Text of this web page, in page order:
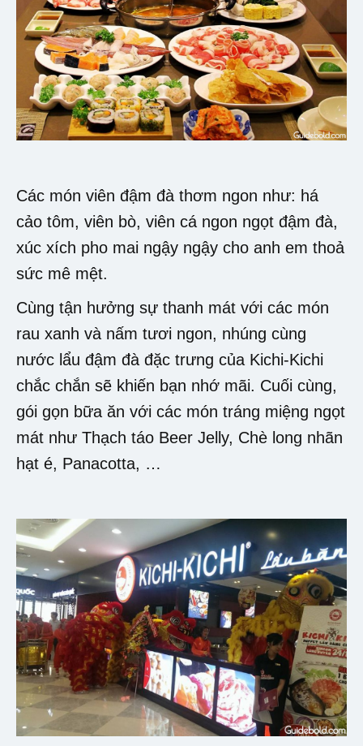
Các món viên đậm đà thơm ngon như: há
cảo tôm, viên bò, viên cá ngon ngọt đậm đà,
xúc xích pho mai ngậy ngậy cho anh em thoả
sức mê mệt.
Cùng tận hưởng sự thanh mát với các món
rau xanh và nấm tươi ngon, nhúng cùng
nước lẩu đậm đà đặc trưng của Kichi-Kichi
chắc chắn sẽ khiến bạn nhớ mãi. Cuối cùng,
gói gọn bữa ăn với các món tráng miệng ngọt
mát như Thạch táo Beer Jelly, Chè long nhãn
hạt é, Panacotta, …